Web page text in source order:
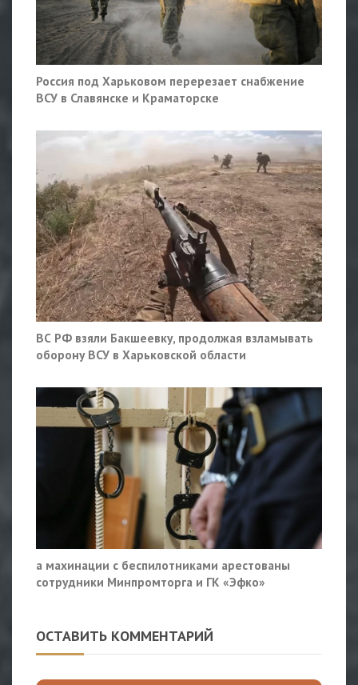
Россия под Харьковом перерезает снабжение
ВСУ в Славянске и Краматорске
ВС РФ взяли Бакшеевку, продолжая взламывать
оборону ВСУ в Харьковской области
а махинации с беспилотниками арестованы
сотрудники Минпромторга и ГК «Эфко»
ОСТАВИТЬ КОММЕНТАРИЙ